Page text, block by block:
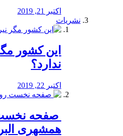
اکتبر 21, 2019
نشریات
این کشور
ندارد؟
اکتبر 22, 2019
صفحه
همشهری